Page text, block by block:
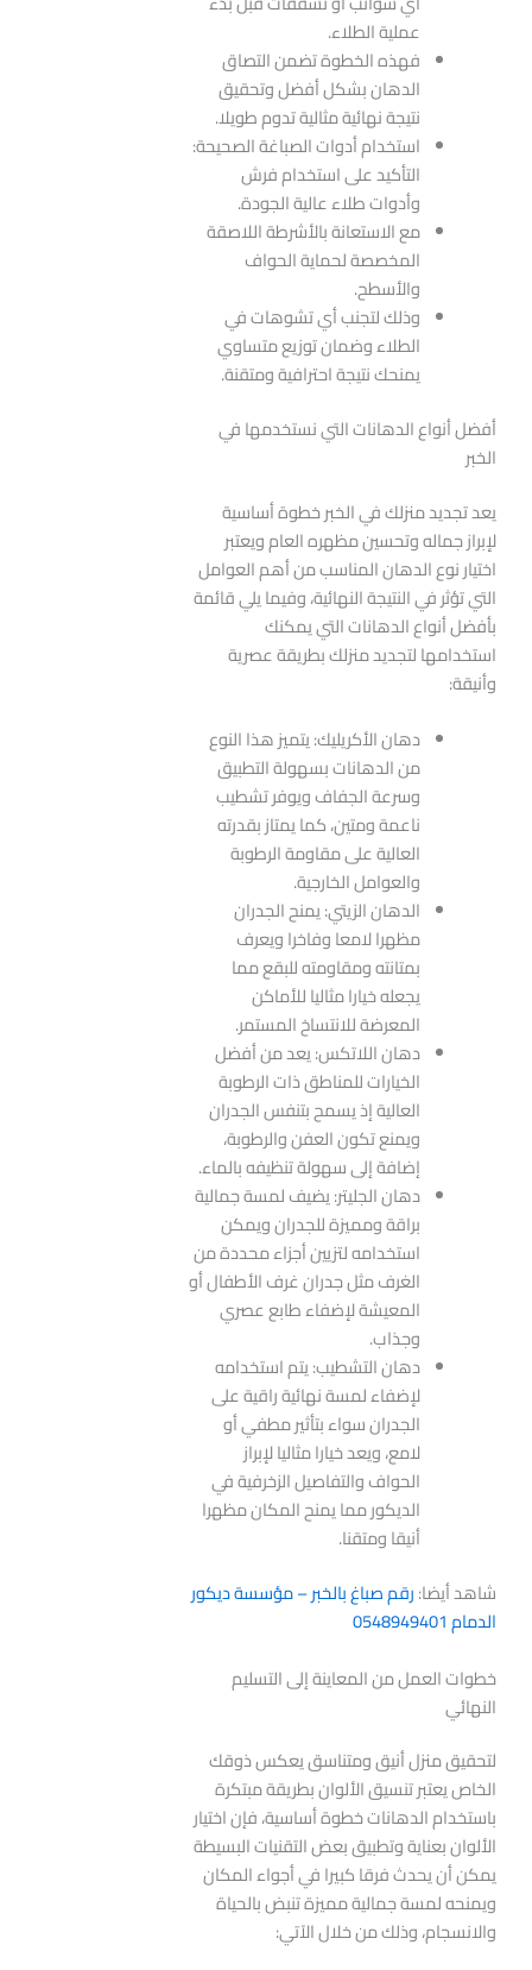
عملية الطلاء.
فهذه الخطوة تضمن التصاق
الدهان بشكل أفضل وتحقيق
نتيجة نهائية مثالية تدوم طويلا.
استخدام أدوات الصباغة الصحيحة:
التأكيد على استخدام فرش
وأدوات طلاء عالية الجودة.
مع الاستعانة بالأشرطة اللاصقة
المخصصة لحماية الحواف
والأسطح.
وذلك لتجنب أي تشوهات في
الطلاء وضمان توزيع متساوي
يمنحك نتيجة احترافية ومتقنة.
أفضل أنواع الدهانات التي نستخدمها في
الخبر
يعد تجديد منزلك في الخبر خطوة أساسية
لإبراز جماله وتحسين مظهره العام ويعتبر
اختيار نوع الدهان المناسب من أهم العوامل
التي تؤثر في النتيجة النهائية، وفيما يلي قائمة
بأفضل أنواع الدهانات التي يمكنك
استخدامها لتجديد منزلك بطريقة عصرية
وأنيقة:
دهان الأكريليك: يتميز هذا النوع
من الدهانات بسهولة التطبيق
وسرعة الجفاف ويوفر تشطيب
ناعمة ومتين، كما يمتاز بقدرته
العالية على مقاومة الرطوبة
والعوامل الخارجية.
الدهان الزيتي: يمنح الجدران
مظهرا لامعا وفاخرا ويعرف
بمتانته ومقاومته للبقع مما
يجعله خيارا مثاليا للأماكن
المعرضة للانتساخ المستمر.
دهان اللاتكس: يعد من أفضل
الخيارات للمناطق ذات الرطوبة
العالية إذ يسمح بتنفس الجدران
ويمنع تكون العفن والرطوبة،
إضافة إلى سهولة تنظيفه بالماء.
دهان الجليتر: يضيف لمسة جمالية
براقة ومميزة للجدران ويمكن
استخدامه لتزيين أجزاء محددة من
الغرف مثل جدران غرف الأطفال أو
المعيشة لإضفاء طابع عصري
وجذاب.
دهان التشطيب: يتم استخدامه
لإضفاء لمسة نهائية راقية على
الجدران سواء بتأثير مطفي أو
لامع، ويعد خيارا مثاليا لإبراز
الحواف والتفاصيل الزخرفية في
الديكور مما يمنح المكان مظهرا
أنيقا ومتقنا.
شاهد أيضا:رقم صباغ بالخبر – مؤسسة ديكور
الدمام 0548949401
خطوات العمل من المعاينة إلى التسليم
النهائي
لتحقيق منزل أنيق ومتناسق يعكس ذوقك
الخاص يعتبر تنسيق الألوان بطريقة مبتكرة
باستخدام الدهانات خطوة أساسية، فإن اختيار
الألوان بعناية وتطبيق بعض التقنيات البسيطة
يمكن أن يحدث فرقا كبيرا في أجواء المكان
ويمنحه لمسة جمالية مميزة تنبض بالحياة
والانسجام، وذلك من خلال الآتي: